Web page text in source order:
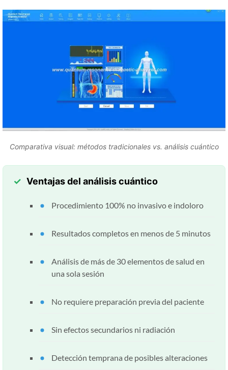
Comparativa visual: métodos tradicionales vs. análisis cuántico
Ventajas del análisis cuántico
Procedimiento 100% no invasivo e indoloro
Resultados completos en menos de 5 minutos
Análisis de más de 30 elementos de salud en
una sola sesión
No requiere preparación previa del paciente
Sin efectos secundarios ni radiación
Detección temprana de posibles alteraciones